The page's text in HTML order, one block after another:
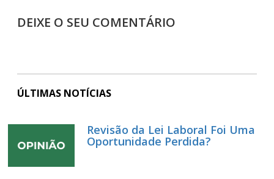
DEIXE O SEU COMENTÁRIO
ÚLTIMAS NOTÍCIAS
Revisão da Lei Laboral Foi Uma
Oportunidade Perdida?